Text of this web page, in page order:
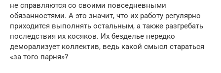
не справляются со своими повседневными
обязанностями. А это значит, что их работу регулярно
приходится выполнять остальным, а также разгребать
последствия их косяков. Их безделье нередко
деморализует коллектив, ведь какой смысл стараться
«за того парня»?